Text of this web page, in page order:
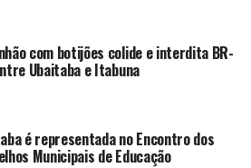
com botijões colide e interdita BR-
Ubaitaba e Itabuna
é representada no Encontro dos
Municipais de Educação